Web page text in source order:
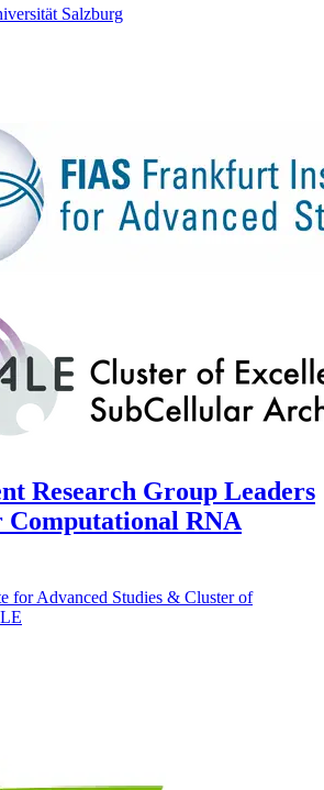
Salzburg
Research Group Leaders
RNA
for Advanced Studies & Cluster of